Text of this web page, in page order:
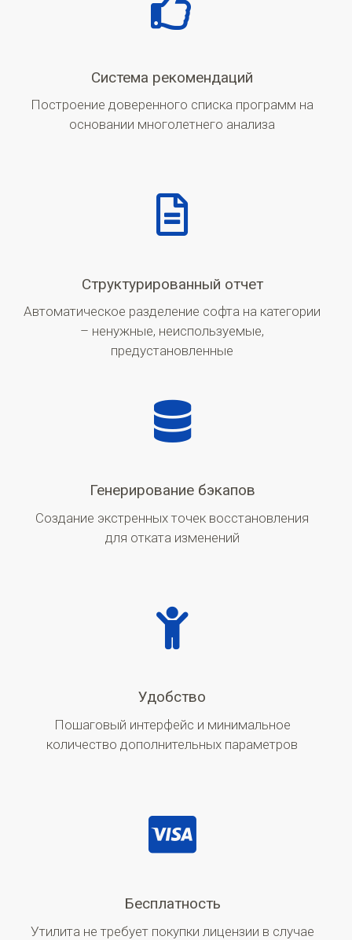
Система рекомендаций
Построение доверенного списка программ на
основании многолетнего анализа
Структурированный отчет
Автоматическое разделение софта на категории
– ненужные, неиспользуемые,
предустановленные
Генерирование бэкапов
Создание экстренных точек восстановления
для отката изменений
Удобство
Пошаговый интерфейс и минимальное
количество дополнительных параметров
Бесплатность
Утилита не требует покупки лицензии в случае